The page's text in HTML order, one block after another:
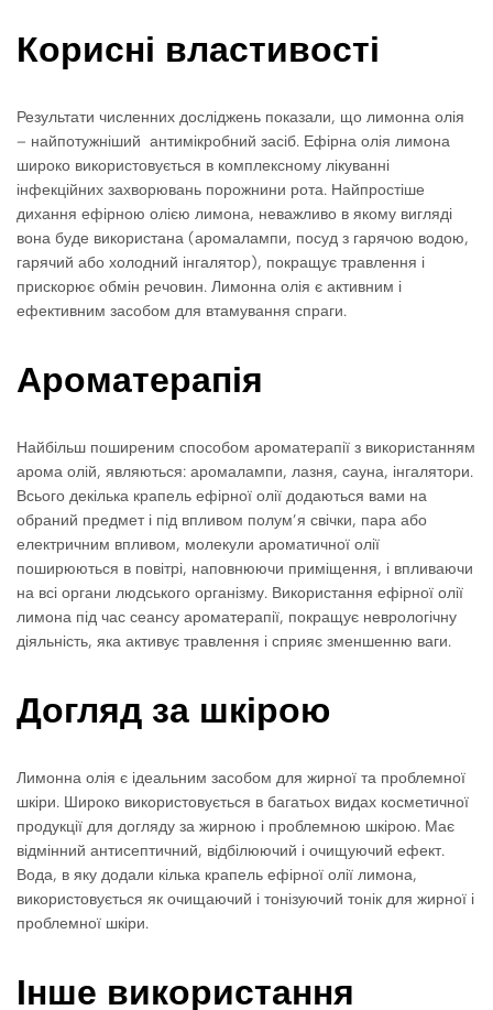
Корисні властивості
Результати численних досліджень показали, що лимонна олія
– найпотужніший антимікробний засіб. Ефірна олія лимона
широко використовується в комплексному лікуванні
інфекційних захворювань порожнини рота. Найпростіше
дихання ефірною олією лимона, неважливо в якому вигляді
вона буде використана (аромалампи, посуд з гарячою водою,
гарячий або холодний інгалятор), покращує травлення і
прискорює обмін речовин. Лимонна олія є активним і
ефективним засобом для втамування спраги.
Ароматерапія
Найбільш поширеним способом ароматерапії з використанням
арома олій, являються: аромалампи, лазня, сауна, інгалятори.
Всього декілька крапель ефірної олії додаються вами на
обраний предмет і під впливом полум’я свічки, пара або
електричним впливом, молекули ароматичної олії
поширюються в повітрі, наповнюючи приміщення, і впливаючи
на всі органи людського організму. Використання ефірної олії
лимона під час сеансу ароматерапії, покращує неврологічну
діяльність, яка активує травлення і сприяє зменшенню ваги.
Догляд за шкірою
Лимонна олія є ідеальним засобом для жирної та проблемної
шкіри. Широко використовується в багатьох видах косметичної
продукції для догляду за жирною і проблемною шкірою. Має
відмінний антисептичний, відбілюючий і очищуючий ефект.
Вода, в яку додали кілька крапель ефірної олії лимона,
використовується як очищаючий і тонізуючий тонік для жирної і
проблемної шкіри.
Інше використання